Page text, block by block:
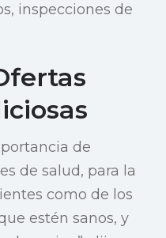
inspecciones de
de
de salud, para la
como de los
estén sanos, y